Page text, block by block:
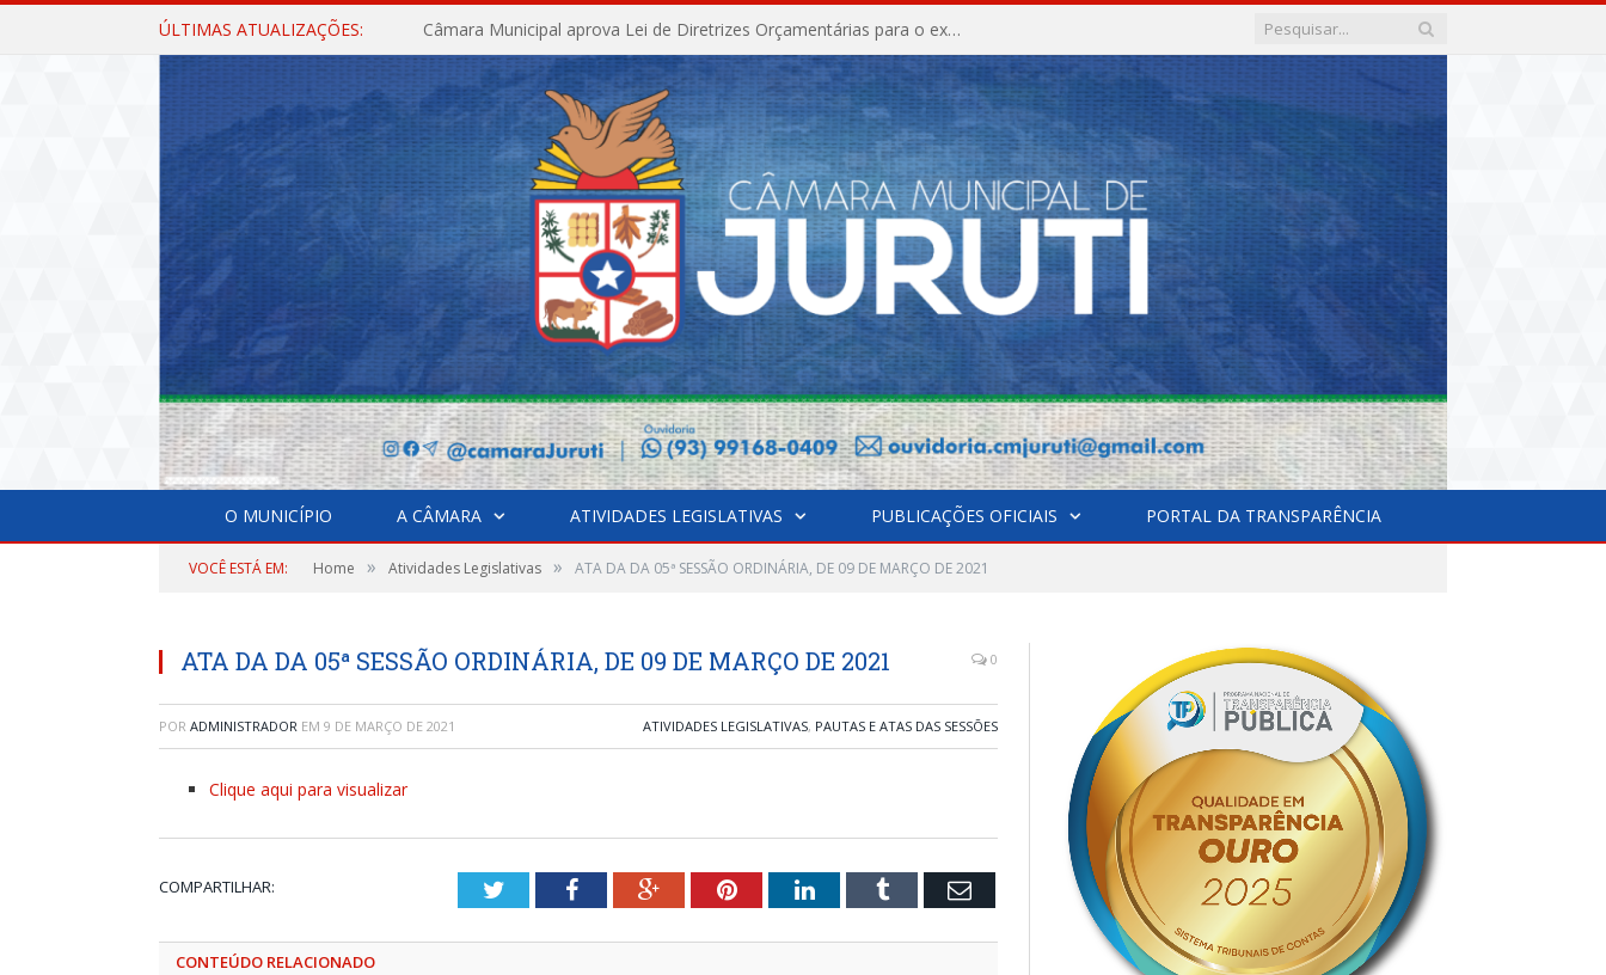
ÚLTIMAS ATUALIZAÇÕES: Câmara Municipal aprova Lei de Diretrizes Orçamentárias para o exercício financeiro de 2027
O MUNICÍPIO A CÂMARA ATIVIDADES LEGISLATIVAS PUBLICAÇÕES OFICIAIS PORTAL DA TRANSPARÊNCIA
VOCÊ ESTÁ EM: Home » Atividades Legislativas » ATA DA DA 05ª SESSÃO ORDINÁRIA, DE 09 DE MARÇO DE 2021
ATA DA DA 05ª SESSÃO ORDINÁRIA, DE 09 DE MARÇO DE 2021 0
POR ADMINISTRADOR EM 9 DE MARÇO DE 2021 ATIVIDADES LEGISLATIVAS, PAUTAS E ATAS DAS SESSÕES
Clique aqui para visualizar
COMPARTILHAR: TwitterFacebookGoogle+PinterestLinkedInTumblr Email
CONTEÚDO RELACIONADO